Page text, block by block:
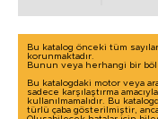
0.039 mm.
Yuva Yüzey
Bu katalog önceki tüm
korunmaktadır.
Bunun veya herhangi bir
Bu katalogdaki motor veya
sadece karşılaştırma
kullanılmamalıdır. Bu
türlü çaba gösterilmiştir,